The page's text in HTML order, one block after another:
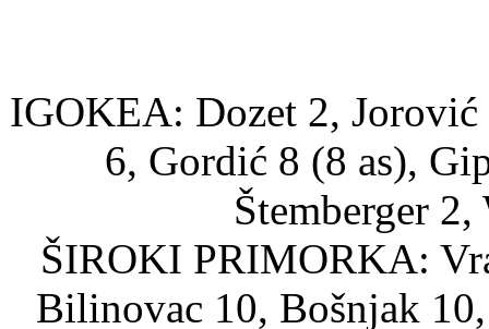
IGOKEA: Dozet 2,
6, Gordić 8 (8 as),
Štemberger
ŠIROKI PRIMORKA:
Bilinovac 10, Bošnjak